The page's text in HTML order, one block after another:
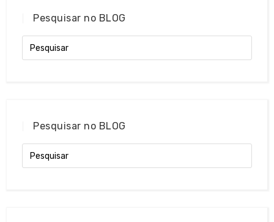
Pesquisar no BLOG
Pesquisar no BLOG